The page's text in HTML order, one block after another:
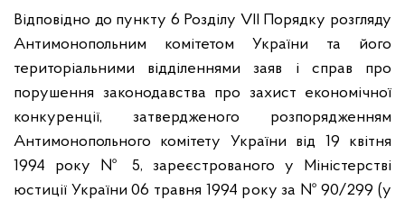
Відповідно до пункту 6 Розділу VII Порядку розгляду
Антимонопольним комітетом України та його
територіальними відділеннями заяв і справ про
порушення законодавства про захист економічної
конкуренції, затвердженого розпорядженням
Антимонопольного комітету України від 19 квітня
1994 року № 5, зареєстрованого у Міністерстві
юстиції України 06 травня 1994 року за № 90/299 (у